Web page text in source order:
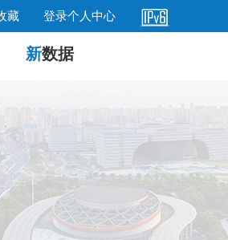
藏 登录个人中心
新数据